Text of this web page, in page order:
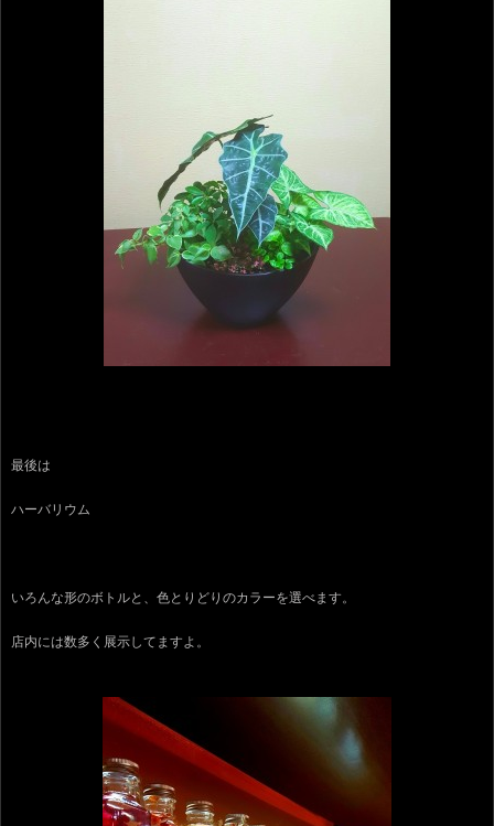
最後は
ハーバリウム
いろんな形のボトルと、色とりどりのカラーを選べます。
店内には数多く展示してますよ。